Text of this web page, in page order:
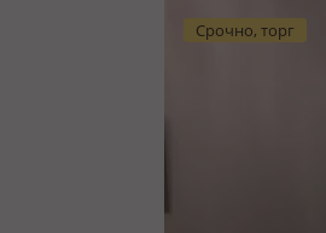
Срочно, торг